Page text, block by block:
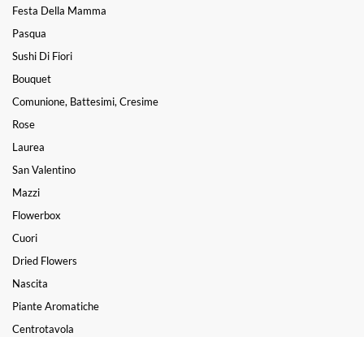
Festa Della Mamma
Pasqua
Sushi Di Fiori
Bouquet
Comunione, Battesimi, Cresime
Rose
Laurea
San Valentino
Mazzi
Flowerbox
Cuori
Dried Flowers
Nascita
Piante Aromatiche
Centrotavola